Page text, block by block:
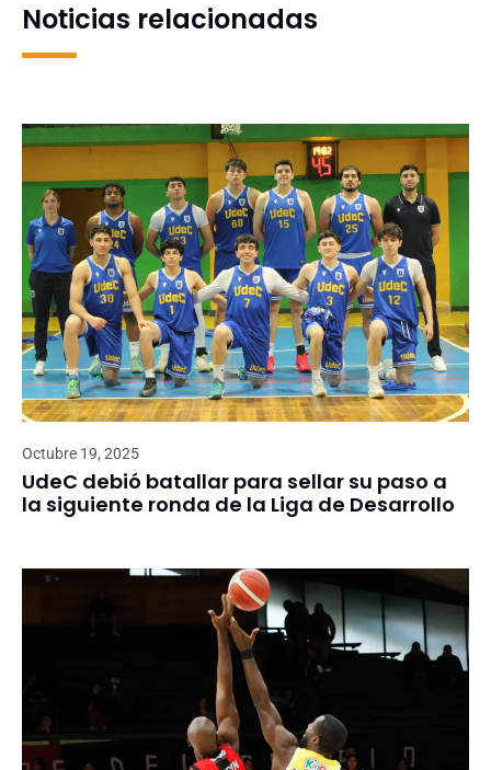
Noticias relacionadas
Octubre 19, 2025
UdeC debió batallar para sellar su paso a
la siguiente ronda de la Liga de Desarrollo